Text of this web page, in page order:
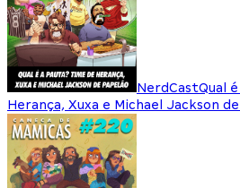
NerdCastQual
Herança, Xuxa e Michael Jackson